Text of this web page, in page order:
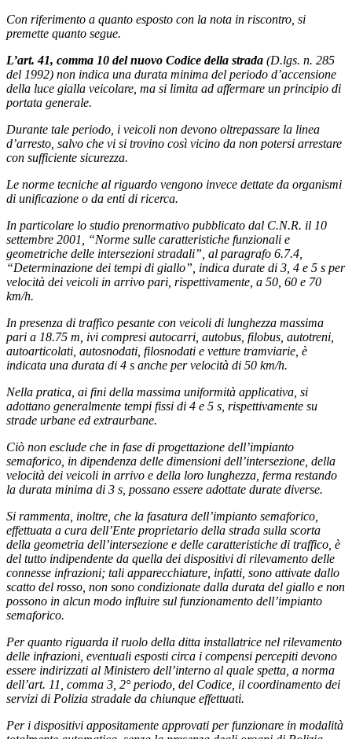
Con riferimento a quanto esposto con la nota in riscontro, si
premette quanto segue.
L’art. 41, comma 10 del nuovo Codice della strada (D.lgs. n. 285
del 1992) non indica una durata minima del periodo d’accensione
della luce gialla veicolare, ma si limita ad affermare un principio di
portata generale.
Durante tale periodo, i veicoli non devono oltrepassare la linea
d’arresto, salvo che vi si trovino così vicino da non potersi arrestare
con sufficiente sicurezza.
Le norme tecniche al riguardo vengono invece dettate da organismi
di unificazione o da enti di ricerca.
In particolare lo studio prenormativo pubblicato dal C.N.R. il 10
settembre 2001, “Norme sulle caratteristiche funzionali e
geometriche delle intersezioni stradali”, al paragrafo 6.7.4,
“Determinazione dei tempi di giallo”, indica durate di 3, 4 e 5 s per
velocità dei veicoli in arrivo pari, rispettivamente, a 50, 60 e 70
km/h.
In presenza di traffico pesante con veicoli di lunghezza massima
pari a 18.75 m, ivi compresi autocarri, autobus, filobus, autotreni,
autoarticolati, autosnodati, filosnodati e vetture tramviarie, è
indicata una durata di 4 s anche per velocità di 50 km/h.
Nella pratica, ai fini della massima uniformità applicativa, si
adottano generalmente tempi fissi di 4 e 5 s, rispettivamente su
strade urbane ed extraurbane.
Ciò non esclude che in fase di progettazione dell’impianto
semaforico, in dipendenza delle dimensioni dell’intersezione, della
velocità dei veicoli in arrivo e della loro lunghezza, ferma restando
la durata minima di 3 s, possano essere adottate durate diverse.
Si rammenta, inoltre, che la fasatura dell’impianto semaforico,
effettuata a cura dell’Ente proprietario della strada sulla scorta
della geometria dell’intersezione e delle caratteristiche di traffico, è
del tutto indipendente da quella dei dispositivi di rilevamento delle
connesse infrazioni; tali apparecchiature, infatti, sono attivate dallo
scatto del rosso, non sono condizionate dalla durata del giallo e non
possono in alcun modo influire sul funzionamento dell’impianto
semaforico.
Per quanto riguarda il ruolo della ditta installatrice nel rilevamento
delle infrazioni, eventuali esposti circa i compensi percepiti devono
essere indirizzati al Ministero dell’interno al quale spetta, a norma
dell’art. 11, comma 3, 2° periodo, del Codice, il coordinamento dei
servizi di Polizia stradale da chiunque effettuati.
Per i dispositivi appositamente approvati per funzionare in modalità